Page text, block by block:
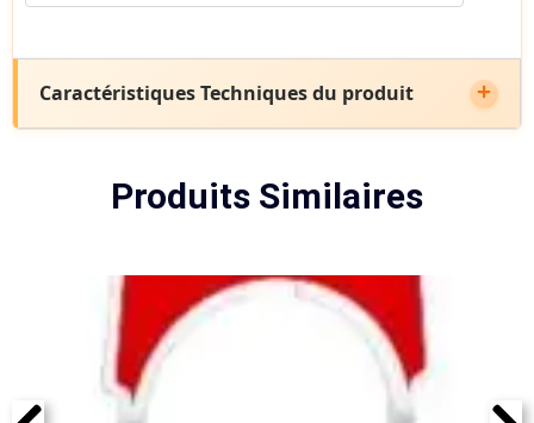
Caractéristiques Techniques du produit
Produits Similaires